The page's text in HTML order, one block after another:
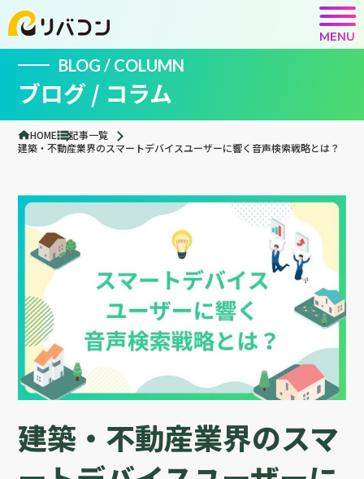
MENU
BLOG / COLUMN
ブログ / コラム
HOME
記事一覧
建築・不動産業界のスマートデバイスユーザーに響く音声検索戦略とは？
建築・不動産業界のスマ